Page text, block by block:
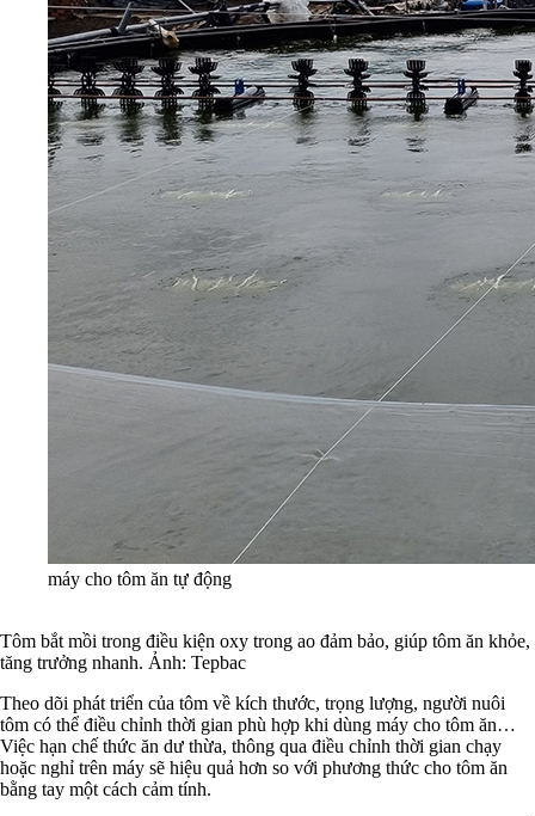
máy cho tôm ăn tự động
Tôm bắt mồi trong điều kiện oxy trong ao đảm bảo, giúp tôm ăn khỏe,
tăng trưởng nhanh. Ảnh: Tepbac
Theo dõi phát triển của tôm về kích thước, trọng lượng, người nuôi
tôm có thể điều chỉnh thời gian phù hợp khi dùng máy cho tôm ăn…
Việc hạn chế thức ăn dư thừa, thông qua điều chỉnh thời gian chạy
hoặc nghỉ trên máy sẽ hiệu quả hơn so với phương thức cho tôm ăn
bằng tay một cách cảm tính.